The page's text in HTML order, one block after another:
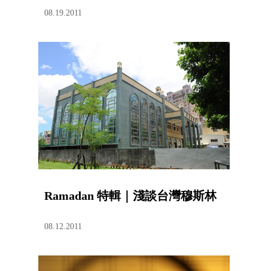
08.19.2011
Ramadan 特輯｜淺談台灣穆斯林
08.12.2011